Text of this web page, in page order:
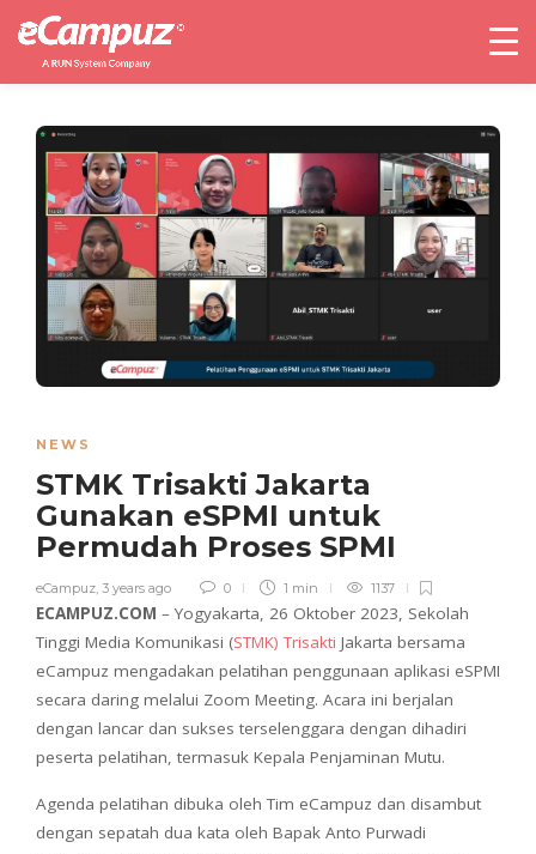
NEWS
STMK Trisakti Jakarta
Gunakan eSPMI untuk
Permudah Proses SPMI
eCampuz, 3 years ago 0 1 min 1137
ECAMPUZ.COM – Yogyakarta, 26 Oktober 2023, Sekolah
Tinggi Media Komunikasi (STMK) Trisakti Jakarta bersama
eCampuz mengadakan pelatihan penggunaan aplikasi eSPMI
secara daring melalui Zoom Meeting. Acara ini berjalan
dengan lancar dan sukses terselenggara dengan dihadiri
peserta pelatihan, termasuk Kepala Penjaminan Mutu.
Agenda pelatihan dibuka oleh Tim eCampuz dan disambut
dengan sepatah dua kata oleh Bapak Anto Purwadi